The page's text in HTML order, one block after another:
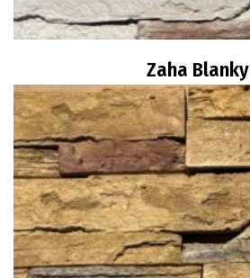
Zaha Blanky
Διαβάστε περισσότερα